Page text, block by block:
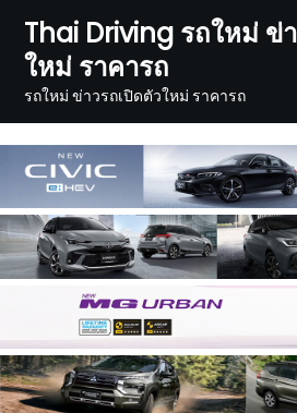
content
Thai Driving รถใหม่ ข่
ใหม่ ราคารถ
รถใหม่ ข่าวรถเปิดตัวใหม่ ราคารถ